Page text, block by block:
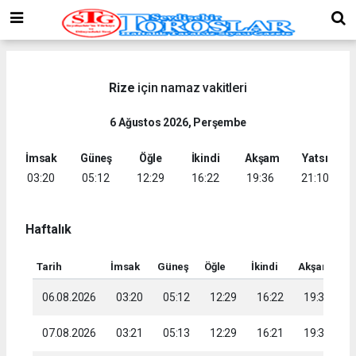
Rize için namaz vakitleri
6 Ağustos 2026, Perşembe
İmsak
03:20
Güneş
05:12
Öğle
12:29
İkindi
16:22
Akşam
19:36
Yatsı
21:10
Haftalık
Tarih İmsak Güneş Öğle İkindi Akşam
06.08.2026 03:20 05:12 12:29 16:22 19:36
07.08.2026 03:21 05:13 12:29 16:21 19:34